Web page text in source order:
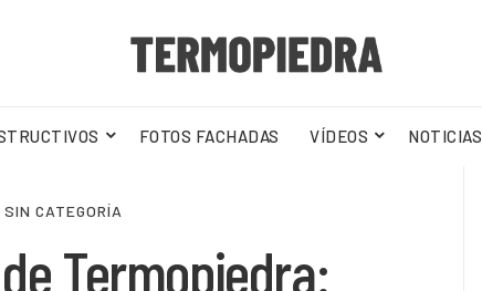
FOTOS FACHADAS VÍDEOS NOTICIAS
SIN CATEGORÍA
Termopiedra: